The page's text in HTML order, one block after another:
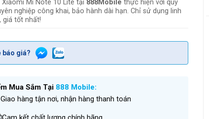
Xiaomi Mi Note 10 Lite tại 888Mobile thực hiện với quy
nghiệp công khai, bảo hành dài hạn. Chỉ sử dụng linh
giá tốt nhất!
báo giá?
Mua Sắm Tại 888 Mobile:
Giao hàng tận nơi, nhận hàng thanh toán